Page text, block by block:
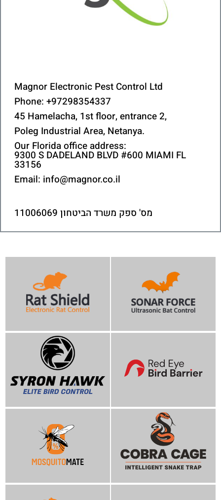
Magnor Electronic Pest Control Ltd
Phone: +97298354337
45 Hamelacha, 1st floor, entrance 2,
Poleg Industrial Area, Netanya.
Our Florida office address:
9300 S DADELAND BLVD #600 MIAMI FL
33156
Email: info@magnor.co.il
מס' ספק משרד הביטחון 11006069